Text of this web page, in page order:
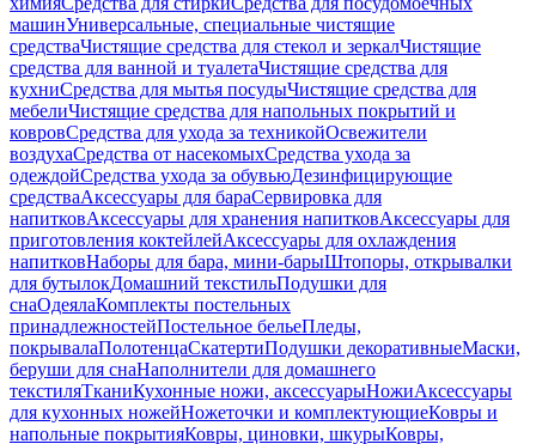
машинУниверсальные, специальные чистящие
средстваЧистящие средства для стекол и зеркалЧистящие
средства для ванной и туалетаЧистящие средства для
кухниСредства для мытья посудыЧистящие средства для
мебелиЧистящие средства для напольных покрытий и
ковровСредства для ухода за техникойОсвежители
воздухаСредства от насекомыхСредства ухода за
одеждойСредства ухода за обувьюДезинфицирующие
средстваАксессуары для бараСервировка для
напитковАксессуары для хранения напитковАксессуары для
приготовления коктейлейАксессуары для охлаждения
напитковНаборы для бара, мини-барыШтопоры, открывалки
для бутылокДомашний текстильПодушки для
снаОдеялаКомплекты постельных
принадлежностейПостельное бельеПледы,
покрывалаПолотенцаСкатертиПодушки декоративныеМаски,
беруши для снаНаполнители для домашнего
текстиляТканиКухонные ножи, аксессуарыНожиАксессуары
для кухонных ножейНожеточки и комплектующиеКовры и
напольные покрытияКовры, циновки, шкурыКовры,